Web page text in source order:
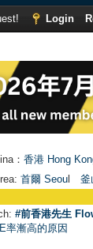
Login
： 香港 Hong
首爾 Seou 釜
#前香港先生
率漸高的原因